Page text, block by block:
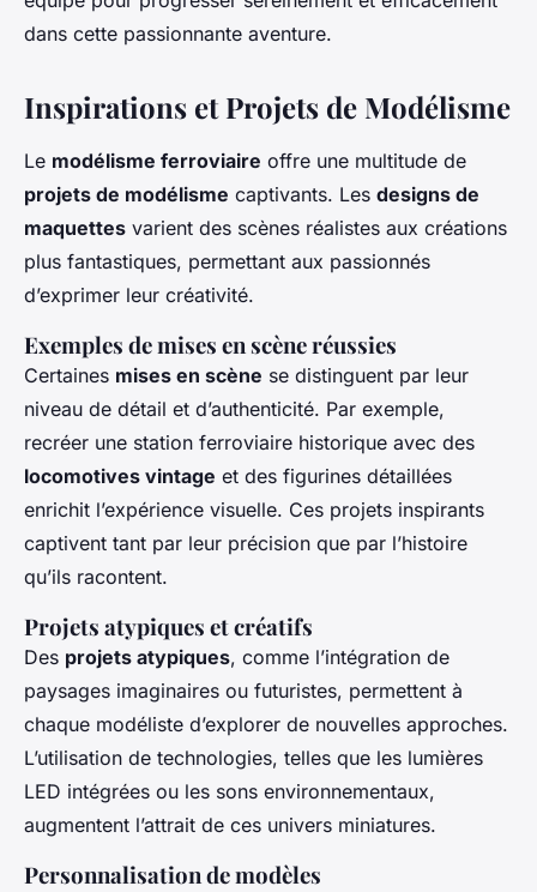
dans cette passionnante aventure.
Inspirations et Projets de Modélisme
Le modélisme ferroviaire offre une multitude de
projets de modélisme captivants. Les designs de
maquettes varient des scènes réalistes aux créations
plus fantastiques, permettant aux passionnés
d’exprimer leur créativité.
Exemples de mises en scène réussies
Certaines mises en scène se distinguent par leur
niveau de détail et d’authenticité. Par exemple,
recréer une station ferroviaire historique avec des
locomotives vintage et des figurines détaillées
enrichit l’expérience visuelle. Ces projets inspirants
captivent tant par leur précision que par l’histoire
qu’ils racontent.
Projets atypiques et créatifs
Des projets atypiques, comme l’intégration de
paysages imaginaires ou futuristes, permettent à
chaque modéliste d’explorer de nouvelles approches.
L’utilisation de technologies, telles que les lumières
LED intégrées ou les sons environnementaux,
augmentent l’attrait de ces univers miniatures.
Personnalisation de modèles